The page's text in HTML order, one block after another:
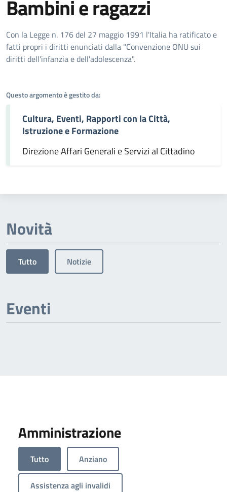
Bambini e ragazzi
Dettagli dell'argomento
Con la Legge n. 176 del 27 maggio 1991 l'Italia ha ratificato e
fatti propri i diritti enunciati dalla "Convenzione ONU sui
diritti dell'infanzia e dell'adolescenza".
Questo argomento è gestito da:
Cultura, Eventi, Rapporti con la Città,
Istruzione e Formazione
Direzione Affari Generali e Servizi al Cittadino
Novità
Tutto Notizie
Eventi
Amministrazione
Tutto Anziano
Assistenza agli invalidi